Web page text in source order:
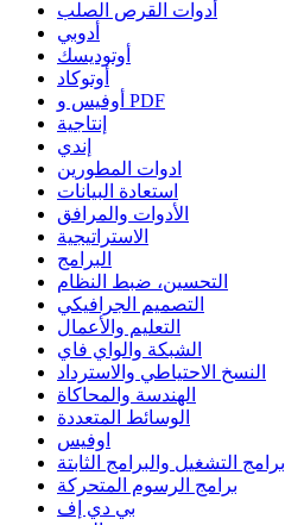
أدوات القرص الصلب
أدوبي
أوتوديسك
أوتوكاد
أوفيس و PDF
إنتاجية
إندي
ادوات المطورين
استعادة البيانات
الأدوات والمرافق
الاستراتيجية
البرامج
التحسين، ضبط النظام
التصميم الجرافيكي
التعليم والأعمال
الشبكة والواي فاي
النسخ الاحتياطي والاسترداد
الهندسة والمحاكاة
الوسائط المتعددة
اوفيس
برامج التشغيل والبرامج الثابتة
برامج الرسوم المتحركة
بي دي إف